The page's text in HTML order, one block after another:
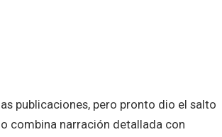
publicaciones, pero pronto dio el salto
combina narración detallada con